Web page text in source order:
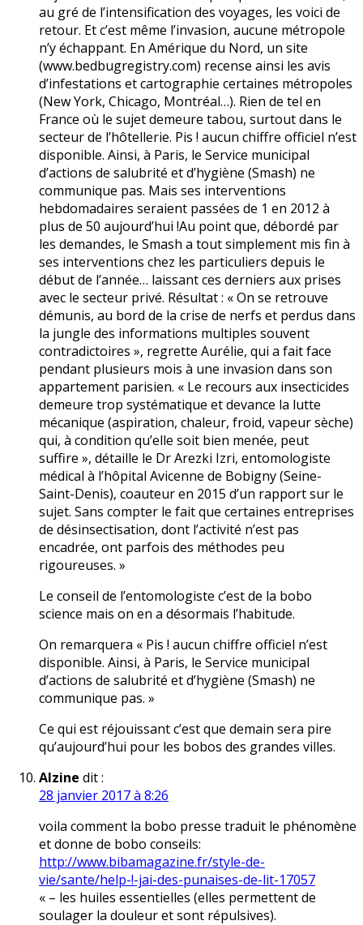
au gré de l’intensification des voyages, les voici de
retour. Et c’est même l’invasion, aucune métropole
n’y échappant. En Amérique du Nord, un site
(www.bedbugregistry.com) recense ainsi les avis
d’infestations et cartographie certaines métropoles
(New York, Chicago, Montréal…). Rien de tel en
France où le sujet demeure tabou, surtout dans le
secteur de l’hôtellerie. Pis ! aucun chiffre officiel n’est
disponible. Ainsi, à Paris, le Service municipal
d’actions de salubrité et d’hygiène (Smash) ne
communique pas. Mais ses interventions
hebdomadaires seraient passées de 1 en 2012 à
plus de 50 aujourd’hui !Au point que, débordé par
les demandes, le Smash a tout simplement mis fin à
ses interventions chez les particuliers depuis le
début de l’année… laissant ces derniers aux prises
avec le secteur privé. Résultat : « On se retrouve
démunis, au bord de la crise de nerfs et perdus dans
la jungle des informations multiples souvent
contradictoires », regrette Aurélie, qui a fait face
pendant plusieurs mois à une invasion dans son
appartement parisien. « Le recours aux insecticides
demeure trop systématique et devance la lutte
mécanique (aspiration, chaleur, froid, vapeur sèche)
qui, à condition qu’elle soit bien menée, peut
suffire », détaille le Dr Arezki Izri, entomologiste
médical à l’hôpital Avicenne de Bobigny (Seine-
Saint-Denis), coauteur en 2015 d’un rapport sur le
sujet. Sans compter le fait que certaines entreprises
de désinsectisation, dont l’activité n’est pas
encadrée, ont parfois des méthodes peu
rigoureuses. »
Le conseil de l’entomologiste c’est de la bobo
science mais on en a désormais l’habitude.
On remarquera « Pis ! aucun chiffre officiel n’est
disponible. Ainsi, à Paris, le Service municipal
d’actions de salubrité et d’hygiène (Smash) ne
communique pas. »
Ce qui est réjouissant c’est que demain sera pire
qu’aujourd’hui pour les bobos des grandes villes.
Alzine dit :
28 janvier 2017 à 8:26
voila comment la bobo presse traduit le phénomène
et donne de bobo conseils:
http://www.bibamagazine.fr/style-de-
vie/sante/help-!-jai-des-punaises-de-lit-17057
« – les huiles essentielles (elles permettent de
soulager la douleur et sont répulsives).